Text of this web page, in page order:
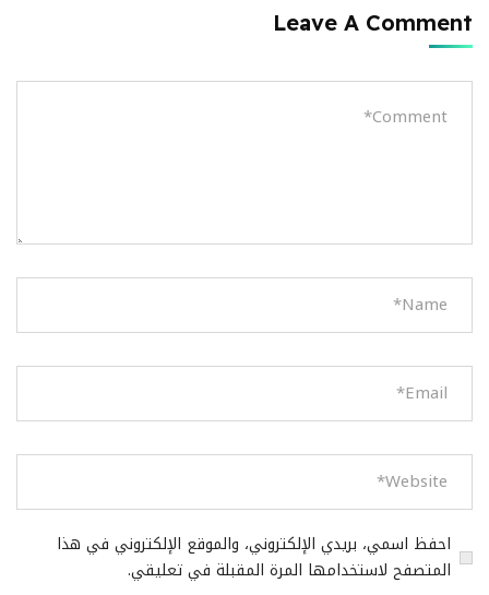
Leave A Comment
احفظ اسمي، بريدي الإلكتروني، والموقع الإلكتروني في هذا
المتصفح لاستخدامها المرة المقبلة في تعليقي.